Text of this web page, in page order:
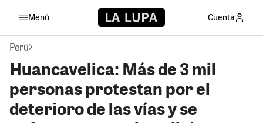
Menú Cuenta
Perú
Huancavelica: Más de 3 mil
personas protestan por el
deterioro de las vías y se